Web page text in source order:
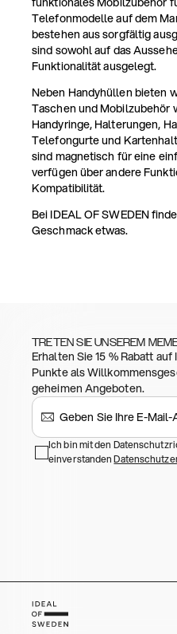
Telefonmodelle auf dem
bestehen aus sorgfältig
sind sowohl auf das
Funktionalität ausgelegt.
Neben Handyhüllen bieten
Taschen und
Handyringe, Halterungen,
Telefongurte und
sind magnetisch für eine
verfügen über andere
Kompatibilität.
Bei IDEAL OF SWEDEN
Geschmack etwas.
TRETEN SIE UNSEREM
Erhalten Sie 15 % Rabatt
Punkte als
geheimen Angeboten.
Ich bin mit den
einverstanden